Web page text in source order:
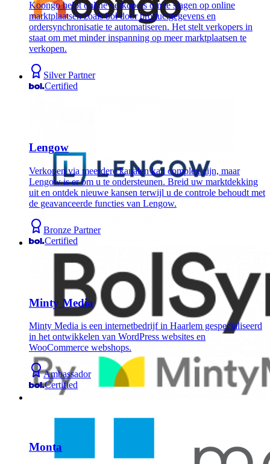
Koongo helpt online verkopers om te slagen op online
marktplaatsen zoals bol door productgegevens en
ordersynchronisatie te automatiseren. Het stelt verkopers in
staat om met minder inspanning op meer marktplaatsen te
verkopen.
Silver Partner
Certified
Lengow
Verkopen via meerdere kanalen kan complex zijn, maar
Lengow is er om u te ondersteunen. Breid uw marktdekking
uit en ontdek nieuwe kansen terwijl u de controle behoudt met
de geavanceerde functies van Lengow.
Bronze Partner
Certified
Minty Media
Minty Media is een internetbedrijf in Haarlem gespecialiseerd
in het ontwikkelen van WordPress websites en
WooCommerce webshops.
Ambassador
Certified
Monta